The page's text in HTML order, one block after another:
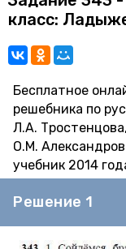
класс:
Бесплатное
решебника по
Л.А.
О.М.
учебник 2014
Решение 1